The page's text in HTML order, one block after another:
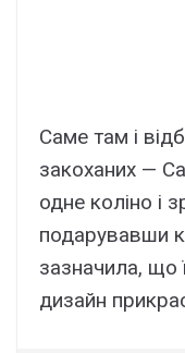
Саме там і
закоханих —
одне коліно і
подарувавши
зазначила, що
дизайн